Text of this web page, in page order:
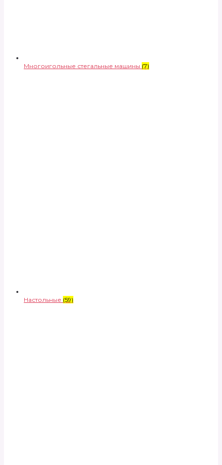
Многоигольные стегальные машины (7)
Настольные (59)